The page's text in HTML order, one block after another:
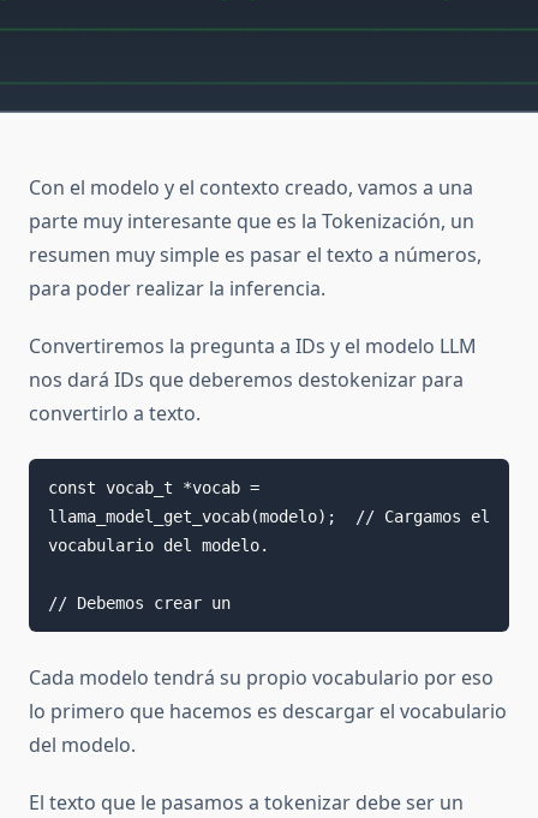
Con el modelo y el contexto creado, vamos a una
parte muy interesante que es la Tokenización, un
resumen muy simple es pasar el texto a números,
para poder realizar la inferencia.
Convertiremos la pregunta a IDs y el modelo LLM
nos dará IDs que deberemos destokenizar para
convertirlo a texto.
const vocab_t *vocab =
llama_model_get_vocab(modelo);  // Cargamos el
vocabulario del modelo.
// Debemos crear un
Cada modelo tendrá su propio vocabulario por eso
lo primero que hacemos es descargar el vocabulario
del modelo.
El texto que le pasamos a tokenizar debe ser un